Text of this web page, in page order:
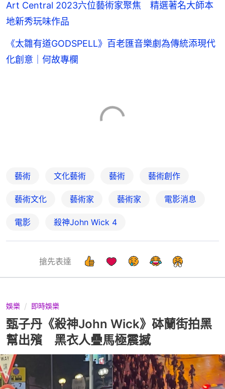
Art Central 2023六位藝術家聚焦 精選著名大師本
地新秀玩味作品
《太雛有道GODSPELL》百老匯音樂劇為傳統添現代
化創意｜何故專欄
藝術 文化藝術 藝術 藝術創作
藝術文化 藝術家 藝術家 電影消息
電影 殺神John Wick 4
搶先表達
娛樂 即時娛樂
甄子丹《殺神John Wick》砵蘭街拍黑
幫出殯 黑衣人疊馬極震撼